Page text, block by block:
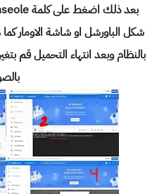
شكل الباورشل او شاشة الاومار